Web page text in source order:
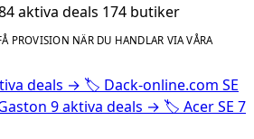
aktiva deals 174 butiker
PROVISION NÄR DU HANDLAR VIA VÅRA
deals → 🏷️ Dack-online.com SE
9 aktiva deals → 🏷️ Acer SE 7